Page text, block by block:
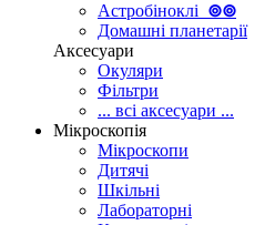
Астробіноклі ⊚⊚
Домашні планетарії
Аксесуари
Окуляри
Фільтри
... всі аксесуари ...
Мікроскопія
Мікроскопи
Дитячі
Шкільні
Лабораторні